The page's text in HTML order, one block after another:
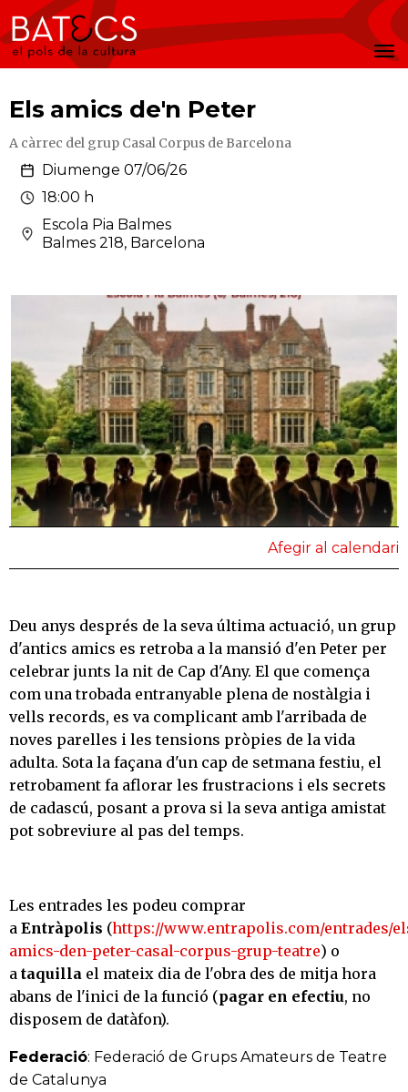
Batecs
Afegir al calendari
Els amics de'n Peter
A càrrec del grup Casal Corpus de Barcelona
Diumenge 07/06/26
18:00 h
Escola Pia Balmes
Balmes 218, Barcelona
Deu anys després de la seva última actuació, un grup
d'antics amics es retroba a la mansió d'en Peter per
celebrar junts la nit de Cap d'Any. El que comença
com una trobada entranyable plena de nostàlgia i
vells records, es va complicant amb l'arribada de
noves parelles i les tensions pròpies de la vida
adulta. Sota la façana d'un cap de setmana festiu, el
retrobament fa aflorar les frustracions i els secrets
de cadascú, posant a prova si la seva antiga amistat
pot sobreviure al pas del temps.
Les entrades les podeu comprar
a Entràpolis (https://www.entrapolis.com/entrades/
amics-den-peter-casal-corpus-grup-teatre) o
a taquilla el mateix dia de l'obra des de mitja hora
abans de l'inici de la funció (pagar en efectiu, no
disposem de datàfon).
Federació: Federació de Grups Amateurs de Teatre
de Catalunya